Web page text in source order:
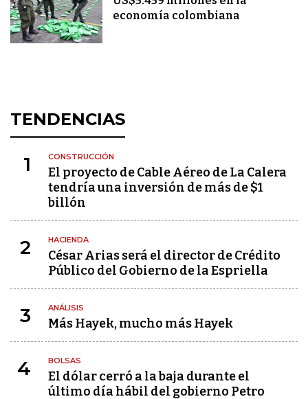
economía colombiana
TENDENCIAS
1 CONSTRUCCIÓN
El proyecto de Cable Aéreo de La Calera
tendría una inversión de más de $1
billón
2 HACIENDA
César Arias será el director de Crédito
Público del Gobierno de la Espriella
3 ANÁLISIS
Más Hayek, mucho más Hayek
4 BOLSAS
El dólar cerró a la baja durante el
último día hábil del gobierno Petro